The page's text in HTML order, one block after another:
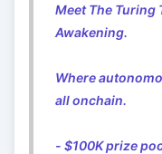
Meet The Turing
Awakening.
Where
all onchain.
- $100K prize